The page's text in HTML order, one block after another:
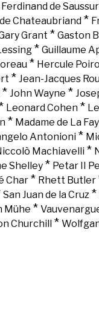
Ferdinand de
Chateaubriand *
Grant * Gaston
* Guillaume
* Hercule
* Jean-Jacques
* John Wayne *
Leonard Cohen*
* Madame de La
Antonioni*
Machiavelli*
Shelley* Petar II
Char* Rhett Butler
San Juan de la Cruz*
Mühe *
Churchill *